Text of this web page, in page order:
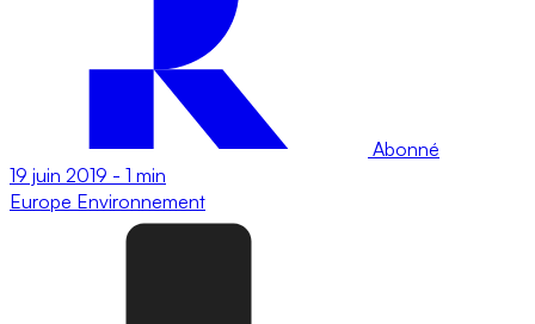
Abonné
19 juin 2019 - 1 min
Europe Environnement